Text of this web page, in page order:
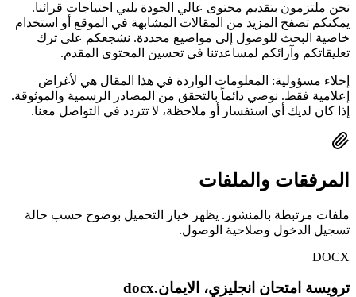
نحن ملتزمون بتقديم محتوى عالي الجودة يلبي احتياجات قرائنا.
يمكنكم تصفح المزيد من المقالات المشابهة في الموقع أو استخدام
خاصية البحث للوصول إلى مواضيع محددة. نشجعكم على ترك
تعليقاتكم وآرائكم لمساعدتنا في تحسين المحتوى المقدم.
إخلاء مسؤولية: المعلومات الواردة في هذا المقال هي لأغراض
إعلامية فقط. نوصي دائماً بالتحقق من المصادر الرسمية والموثوقة.
إذا كان لديك أي استفسار أو ملاحظة، لا تتردد في التواصل معنا.
المرفقات والملفات
ملفات مرتبطة بالمنشور. يظهر خيار التحميل بوضوح حسب حالة
تسجيل الدخول وصلاحية الوصول.
DOCX
ترويسة امتحان انجليزي، الايمان.docx